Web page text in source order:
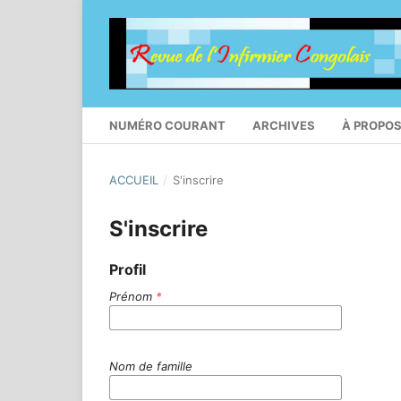
NUMÉRO COURANT ARCHIVES À
ACCUEIL / S'inscrire
S'inscrire
Profil
Prénom *
Nom de famille